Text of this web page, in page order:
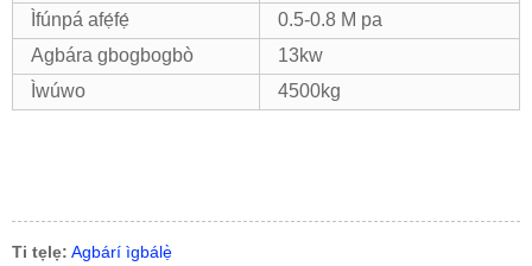
Ìfúnpá afẹ́fẹ́
0.5-0.8 M pa
Agbára gbogbogbò
13kw
Ìwúwo
4500kg
Ti tẹlẹ: Agbárí ìgbálẹ̀